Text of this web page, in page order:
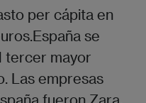
per cápita en
se
tercer mayor
Las empresas
fueron Zara,